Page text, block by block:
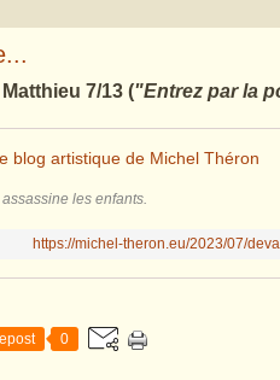
7/13 ("Entrez par la
blog artistique de Michel Théron
les enfants.
https://michel-theron.eu/2023/07/
0